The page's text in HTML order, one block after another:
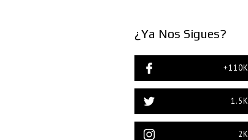
¿Ya Nos Sigues?
+110K
1.5K
2K